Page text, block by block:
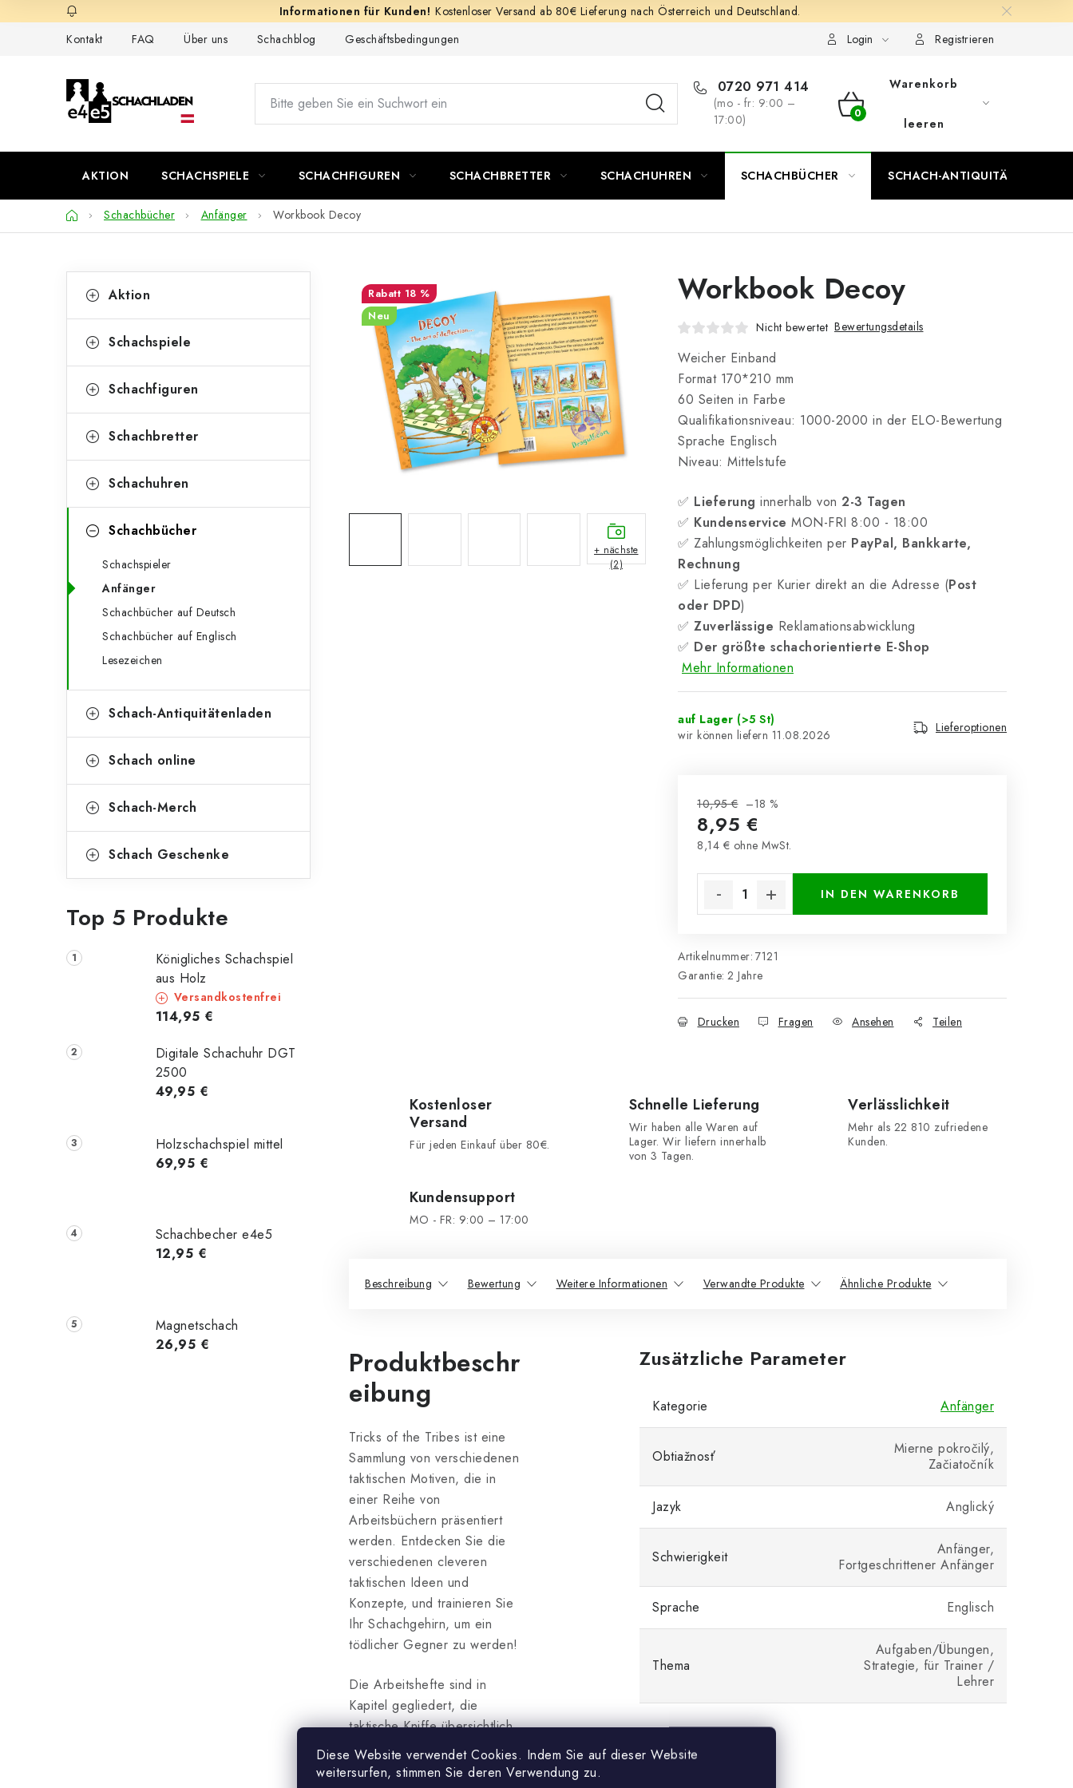
Diese Website verwendet Cookies. Indem Sie auf dieser Website
weitersurfen, stimmen Sie deren Verwendung zu.
Inhalt
Kostenloser Versand ab 80€ Lieferung nach Österreich und Deutschland.
Kontakt
FAQ Über uns Schachblog Geschäftsbedingungen Login Registrieren
0720 971 414
(mo - fr: 9:00 –
17:00)
WARENKORB
Warenkorb
leeren
AKTION SCHACHSPIELE SCHACHFIGUREN SCHACHBRETTER SCHACHUHREN SCHACHBÜCHER SCHACH-ANTIQUITÄTENLADEN
StartseiteSchachbücher Anfänger Workbook Decoy
e
t
e
l
e
t
überspringen
a
e
o
i
Aktion
Schachspiele
Schachfiguren
Schachbretter
Schachuhren
Schachbücher
Schachspieler
Anfänger
Schachbücher auf Deutsch
Schachbücher auf Englisch
Lesezeichen
Schach-Antiquitätenladen
Schach online
Schach-Merch
Schach Geschenke
Top 5 Produkte
Königliches Schachspiel
aus Holz
Versandkostenfrei
114,95 €
Digitale Schachuhr DGT
2500
49,95 €
Holzschachspiel mittel
69,95 €
Schachbecher e4e5
12,95 €
Magnetschach
26,95 €
Workbook Decoy
Nicht bewertet Bewertungsdetails
Weicher Einband
Format 170*210 mm
60 Seiten in Farbe
Qualifikationsniveau: 1000-2000 in der ELO-Bewertung
Sprache Englisch
Niveau: Mittelstufe
✅ Lieferung innerhalb von 2-3 Tagen
✅ Kundenservice MON-FRI 8:00 - 18:00
✅ Zahlungsmöglichkeiten per PayPal, Bankkarte,
Rechnung
✅ Lieferung per Kurier direkt an die Adresse (Post
oder DPD)
✅ Zuverlässige Reklamationsabwicklung
✅ Der größte schachorientierte E-Shop
Mehr Informationen
auf Lager (>5 St)
11.08.2026
Lieferoptionen
10,95 € –18 %
8,95 €
8,14 € ohne MwSt.
IN DEN WARENKORB
Artikelnummer: 7121
Garantie: 2 Jahre
Drucken Fragen Ansehen Teilen
18 %
Neu
+ nächste
(2)
Kostenloser
Versand
Für jeden Einkauf über 80€.
Schnelle Lieferung
Wir haben alle Waren auf
Lager. Wir liefern innerhalb
von 3 Tagen.
Verlässlichkeit
Mehr als 22 810 zufriedene
Kunden.
Kundensupport
MO - FR: 9:00 – 17:00
Beschreibung Bewertung Weitere Informationen Verwandte Produkte Ähnliche Produkte
Produktbeschr
eibung
Tricks of the Tribes ist eine
Sammlung von verschiedenen
taktischen Motiven, die in
einer Reihe von
Arbeitsbüchern präsentiert
werden. Entdecken Sie die
verschiedenen cleveren
taktischen Ideen und
Konzepte, und trainieren Sie
Ihr Schachgehirn, um ein
tödlicher Gegner zu werden!
Die Arbeitshefte sind in
Kapitel gegliedert, die
taktische Kniffe übersichtlich
darstellen und viele lehrreiche
Übungen für das Training
Zusätzliche Parameter
Kategorie Anfänger
Obtiažnosť
Mierne pokročilý,
Začiatočník
Jazyk Anglický
Schwierigkeit
Anfänger,
Fortgeschrittener Anfänger
Sprache Englisch
Thema
Aufgaben/Übungen,
Strategie, für Trainer /
Lehrer